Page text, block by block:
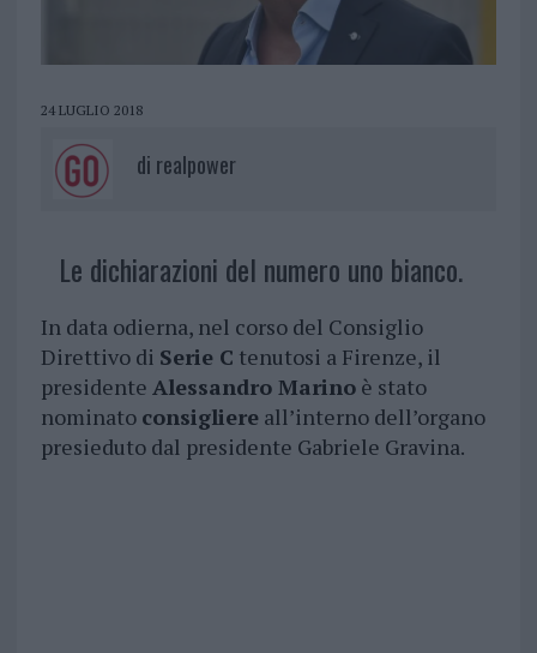
24 LUGLIO 2018
di realpower
Le dichiarazioni del numero uno bianco.
In data odierna, nel corso del Consiglio
Direttivo di Serie C tenutosi a Firenze, il
presidente Alessandro Marinoè stato
nominato consigliereall’interno dell’organo
presieduto dal presidente Gabriele Gravina.